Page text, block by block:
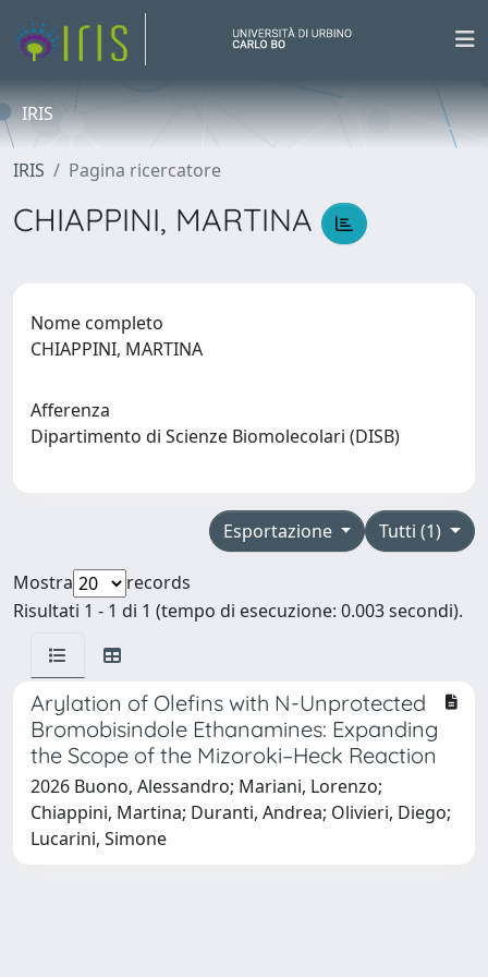
IRIS
IRIS Pagina ricercatore
CHIAPPINI, MARTINA
Nome completo
CHIAPPINI, MARTINA
Afferenza
Dipartimento di Scienze Biomolecolari (DISB)
Tutti (1)
Esportazione
Mostra
records
Risultati 1 - 1 di 1 (tempo di esecuzione: 0.003 secondi).
Arylation of Olefins with N-Unprotected
Bromobisindole Ethanamines: Expanding
the Scope of the Mizoroki–Heck Reaction
2026 Buono, Alessandro; Mariani, Lorenzo;
Chiappini, Martina; Duranti, Andrea; Olivieri, Diego;
Lucarini, Simone